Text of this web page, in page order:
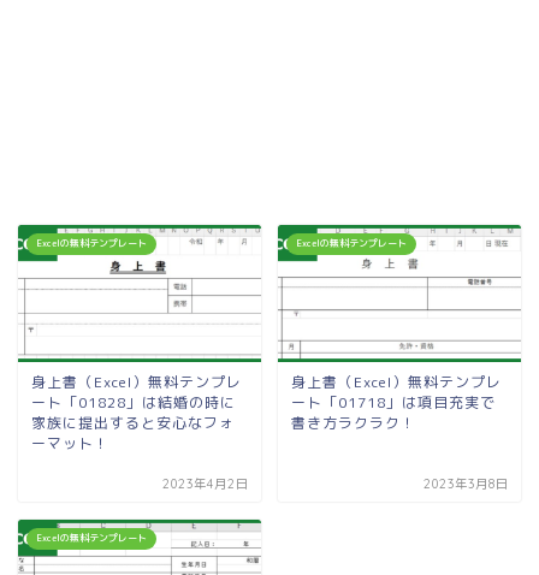
Excelの無料テンプレート
身上書（Excel）無料テンプレ
ート「01828」は結婚の時に
家族に提出すると安心なフォ
ーマット！
2023年4月2日
Excelの無料テンプレート
身上書（Excel）無料テンプレ
ート「01718」は項目充実で
書き方ラクラク！
2023年3月8日
Excelの無料テンプレート